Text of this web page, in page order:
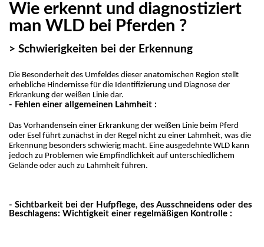
Wie erkennt und diagnostiziert
man WLD bei Pferden ?
> Schwierigkeiten bei der Erkennung
Die Besonderheit des Umfeldes dieser anatomischen Region stellt
erhebliche Hindernisse für die Identifizierung und Diagnose der
Erkrankung der weißen Linie dar.
- Fehlen einer allgemeinen Lahmheit :
Das Vorhandensein einer Erkrankung der weißen Linie beim Pferd
oder Esel führt zunächst in der Regel nicht zu einer Lahmheit, was die
Erkennung besonders schwierig macht. Eine ausgedehnte WLD kann
jedoch zu Problemen wie Empfindlichkeit auf unterschiedlichem
Gelände oder auch zu Lahmheit führen.
- Sichtbarkeit bei der Hufpflege, des Ausschneidens oder des
Beschlagens: Wichtigkeit einer regelmäßigen Kontrolle :